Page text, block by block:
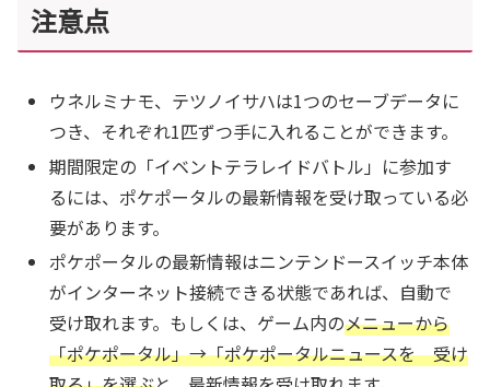
注意点
ウネルミナモ、テツノイサハは1つのセーブデータに
つき、それぞれ1匹ずつ手に入れることができます。
期間限定の「イベントテラレイドバトル」に参加す
るには、ポケポータルの最新情報を受け取っている必
要があります。
ポケポータルの最新情報はニンテンドースイッチ本体
がインターネット接続できる状態であれば、自動で
受け取れます。もしくは、ゲーム内のメニューから
「ポケポータル」→「ポケポータルニュースを 受け